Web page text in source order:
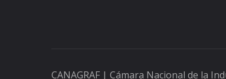
CANAGRAF | Cámara Nacional de la